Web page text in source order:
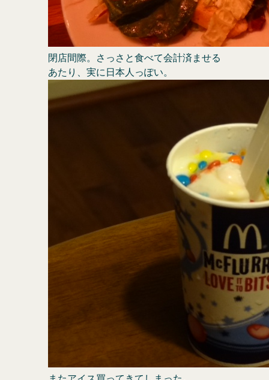
閉店間際。さっさと食べて会計済ませる
あたり、実に日本人っぽい。